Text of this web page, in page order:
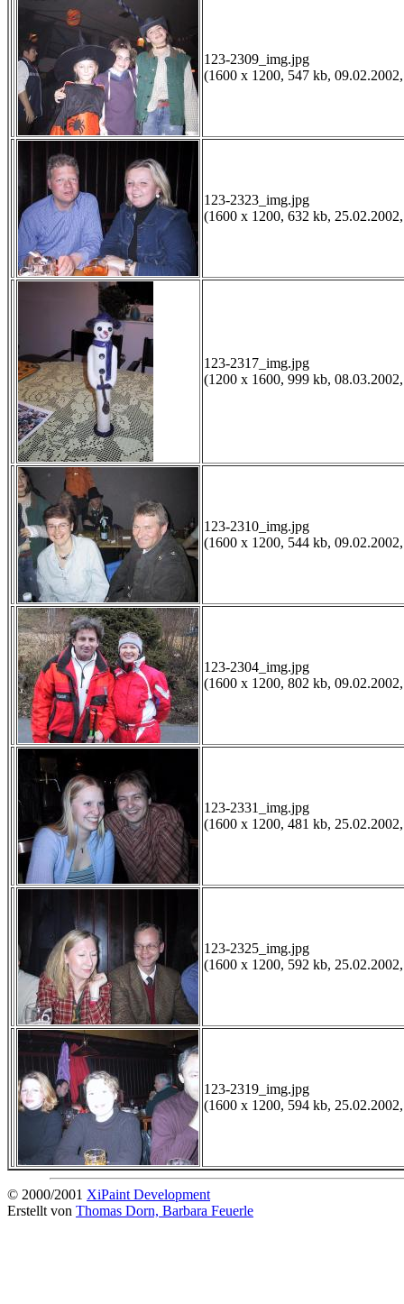
123-2309_img.jpg
(1600 x 1200, 547 kb,
123-2323_img.jpg
(1600 x 1200, 632 kb,
123-2317_img.jpg
(1200 x 1600, 999 kb,
123-2310_img.jpg
(1600 x 1200, 544 kb,
123-2304_img.jpg
(1600 x 1200, 802 kb,
123-2331_img.jpg
(1600 x 1200, 481 kb,
123-2325_img.jpg
(1600 x 1200, 592 kb,
123-2319_img.jpg
(1600 x 1200, 594 kb,
© 2000/2001 XiPaint Development
Erstellt von Thomas Dorn, Barbara Feuerle